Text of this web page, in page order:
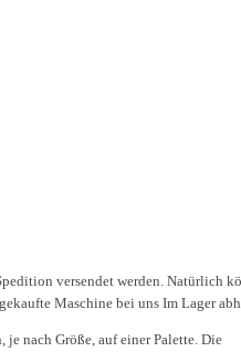
versendet werden. Natürlich
Maschine bei uns Im Lager
nach Größe, auf einer Palette. Die